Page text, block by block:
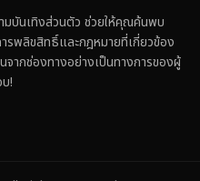
มบันเทิงส่วนตัว ช่วยให้คุณค้นพบ
ารพลิขสิทธิ์และกฎหมายที่เกี่ยวข้อง
ากช่องทางอย่างเป็นทางการของผู้
!